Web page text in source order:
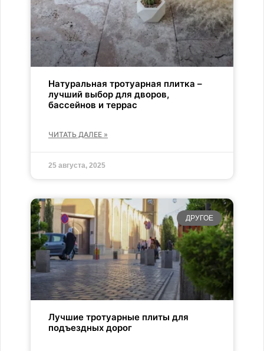
Натуральная тротуарная плитка –
лучший выбор для дворов,
бассейнов и террас
ЧИТАТЬ ДАЛЕЕ »
25 августа, 2025
ДРУГОЕ
Лучшие тротуарные плиты для
подъездных дорог